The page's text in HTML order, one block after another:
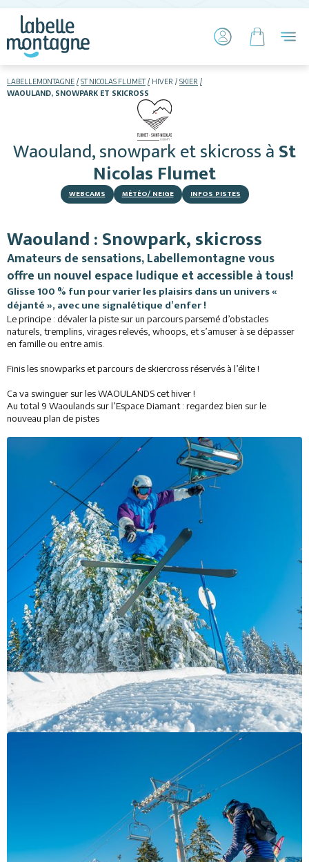
LABELLEMONTAGNE ST NICOLAS FLUMET HIVER
SKIER
WAOULAND, SNOWPARK ET SKICROSS
Waouland, snowpark et skicrossàSt
Nicolas Flumet
WEBCAMS MÉTÉO/ NEIGE INFOS PISTES
Skier
Hébergements
Restaurants
Activités
Services
Animations
Waouland : Snowpark, skicross
Amateurs de sensations, Labellemontagne vous
offre un nouvel espace ludique et accessible à tous!
Glisse 100 % fun pour varier les plaisirs dans un univers «
déjanté », avec une signalétique d’enfer !
Le principe : dévaler la piste sur un parcours parsemé d’obstacles
naturels, tremplins, virages relevés, whoops, et s’amuser à se dépasser
en famille ou entre amis.
Finis les snowparks et parcours de skiercross réservés à l’élite !
Ca va swinguer sur les WAOULANDS cet hiver !
Au total 9 Waoulands sur l’Espace Diamant : regardez bien sur le
nouveau plan de pistes